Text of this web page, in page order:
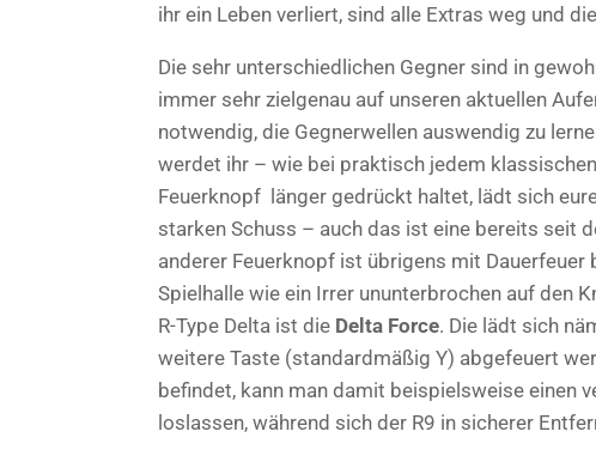
ihr ein Leben verliert, sind alle Extras weg und
Die sehr unterschiedlichen Gegner sind in
immer sehr zielgenau auf unseren aktuellen
notwendig, die Gegnerwellen auswendig zu
werdet ihr – wie bei praktisch jedem
Feuerknopf länger gedrückt haltet, lädt sich
starken Schuss – auch das ist eine bereits seit
anderer Feuerknopf ist übrigens mit
Spielhalle wie ein Irrer ununterbrochen auf den
R-Type Delta ist die Delta Force. Die lädt sich
weitere Taste (standardmäßig Y) abgefeuert
befindet, kann man damit beispielsweise einen
loslassen, während sich der R9 in sicherer